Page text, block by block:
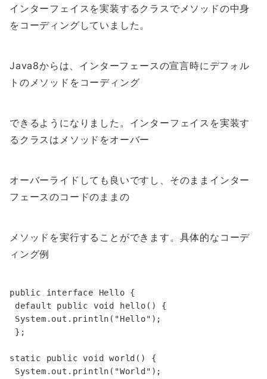
インターフェイスを実装するクラスでメソッドの中身
をコーディングしていました。
Java8からは、インターフェースの宣言時にデフォル
トのメソッドをコーディング
できるようになりました。インターフェイスを実装す
るクラスはメソッドをオーバー
オーバーライドしても良いですし、そのままインター
フェースのコードのままの
メソッドを実行することができます。具体的なコーデ
ィング例
public interface Hello {
default public void hello() {
System.out.println("Hello");
};
static public void world() {
System.out.println("World");